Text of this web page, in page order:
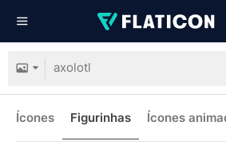
Ícones Figurinhas Ícones